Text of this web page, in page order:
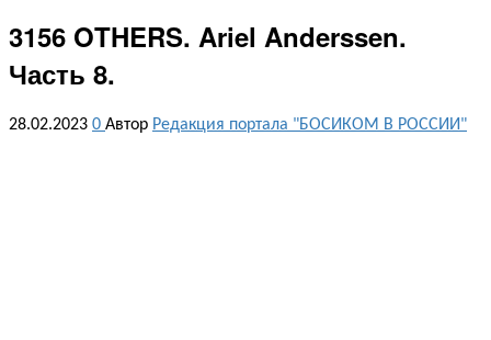
3156 OTHERS. Ariel Anderssen.
Часть 8.
28.02.2023 0 Автор Редакция портала "БОСИКОМ В РОССИИ"